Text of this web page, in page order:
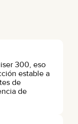
300, eso
estable a
de
de